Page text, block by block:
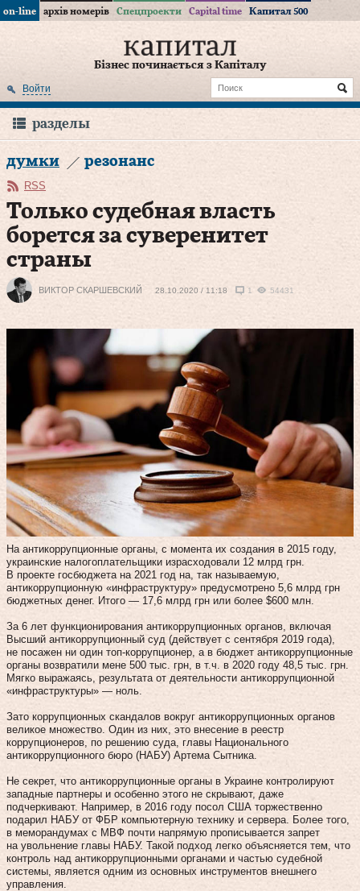
on-line архів номерів Спецпроекти Capital time Капитал 500
Бізнес починається з Капіталу
Войти
разделы
думки резонанс
RSS
Только судебная власть
борется за суверенитет
страны
ВИКТОР СКАРШЕВСКИЙ 28.10.2020 / 11:18 1 54431
На антикоррупционные органы, с момента их создания в 2015 году,
украинские налогоплательщики израсходовали 12 млрд грн.
В проекте госбюджета на 2021 год на, так называемую,
антикоррупционную «инфраструктуру» предусмотрено 5,6 млрд грн
бюджетных денег. Итого — 17,6 млрд грн или более $600 млн.
За 6 лет функционирования антикоррупционных органов, включая
Высший антикоррупционный суд (действует с сентября 2019 года),
не посажен ни один топ-коррупционер, а в бюджет антикоррупционные
органы возвратили мене 500 тыс. грн, в т.ч. в 2020 году 48,5 тыс. грн.
Мягко выражаясь, результата от деятельности антикоррупционной
«инфраструктуры» — ноль.
Зато коррупционных скандалов вокруг антикоррупционных органов
великое множество. Один из них, это внесение в реестр
коррупционеров, по решению суда, главы Национального
антикоррупционного бюро (НАБУ) Артема Сытника.
Не секрет, что антикоррупционные органы в Украине контролируют
западные партнеры и особенно этого не скрывают, даже
подчеркивают. Например, в 2016 году посол США торжественно
подарил НАБУ от ФБР компьютерную технику и сервера. Более того,
в меморандумах с МВФ почти напрямую прописывается запрет
на увольнение главы НАБУ. Такой подход легко объясняется тем, что
контроль над антикоррупционными органами и частью судебной
системы, является одним из основных инструментов внешнего
управления.